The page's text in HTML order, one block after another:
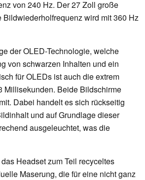
von 240 Hz. Der 27 Zoll große
wird mit 360 Hz
der OLED-Technologie, welche
von schwarzen Inhalten und ein
für OLEDs ist auch die extrem
Millisekunden. Beide Bildschirme
Dabei handelt es sich rückseitig
und auf Grundlage dieser
ausgeleuchtet, was die
Headset zum Teil recyceltes
Maserung, die für eine nicht ganz